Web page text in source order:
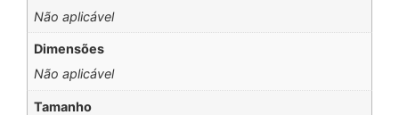
Não aplicável
Dimensões
Não aplicável
Tamanho